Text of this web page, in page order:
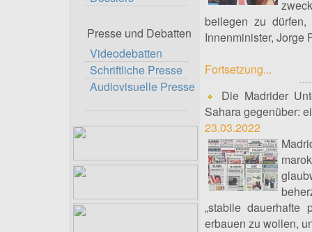
Presse und Debatten
Videodebatten
Schriftliche Presse
Audiovisuelle Presse
beilegen zu dürfen,
Innenminister, Jorge
Fortsetzung...
Die Madrider
Sahara gegenüber:
23.03.2022
„stabile dauerhafte
erbauen zu wollen,